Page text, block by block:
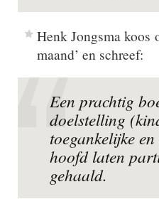
Henk Jongsma koos
maand’ en schreef:
Een prachtig
doelstelling
toegankelijke
hoofd laten
gehaald.